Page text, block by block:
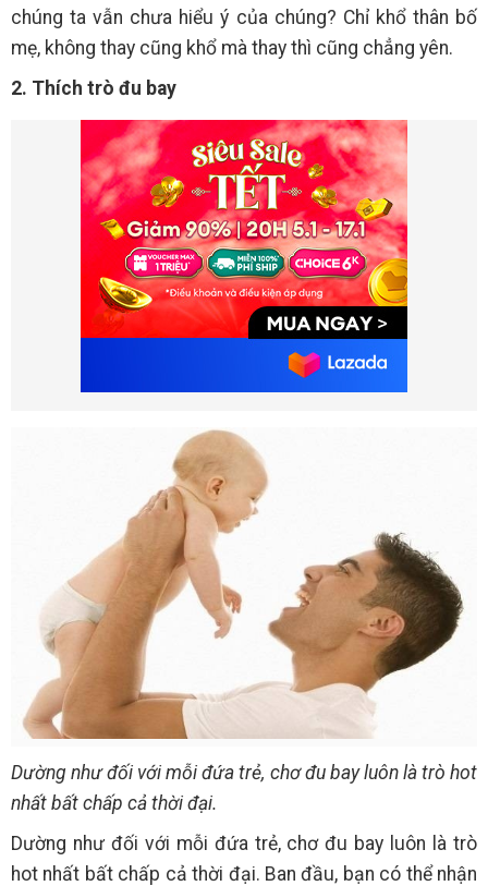
chúng ta vẫn chưa hiểu ý của chúng? Chỉ khổ thân bố
mẹ, không thay cũng khổ mà thay thì cũng chẳng yên.
2. Thích trò đu bay
Dường như đối với mỗi đứa trẻ, chơ đu bay luôn là trò hot
nhất bất chấp cả thời đại.
Dường như đối với mỗi đứa trẻ, chơ đu bay luôn là trò
hot nhất bất chấp cả thời đại. Ban đầu, bạn có thể nhận